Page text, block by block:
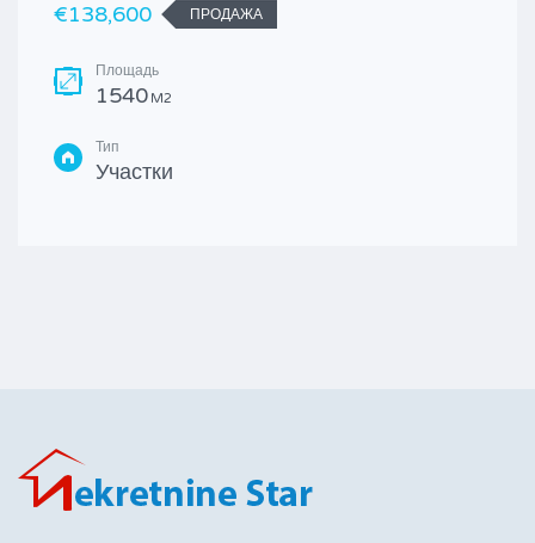
€138,600
ПРОДАЖА
Площадь
1540 M2
Тип
Участки